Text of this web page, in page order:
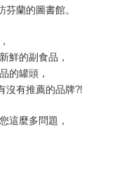
蘭的圖書館。
鮮的副食品，
的罐頭，
沒有推薦的品牌?!
這麼多問題，